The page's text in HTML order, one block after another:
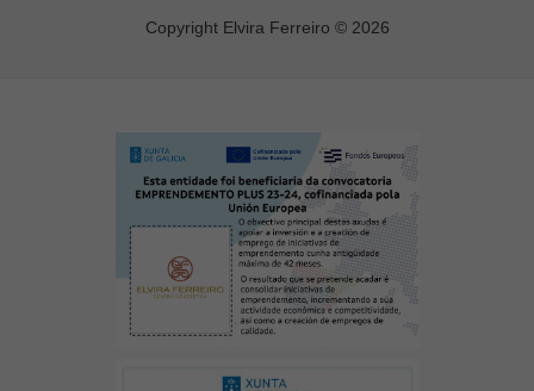
Copyright Elvira Ferreiro © 2026